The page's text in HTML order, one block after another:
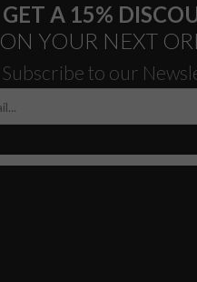
GET A 15%
ON YOUR NEXT
Subscribe to our